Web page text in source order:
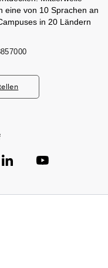
eine von 10 Sprachen an
in 20 Ländern